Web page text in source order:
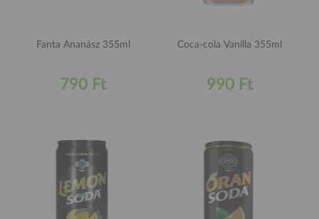
Fanta Ananász 355ml
790 Ft
Coca-cola Vanilla 355ml
990 Ft